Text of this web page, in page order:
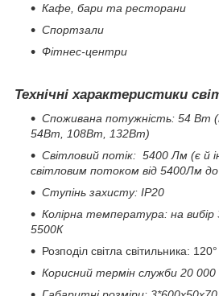
Кафе, бари та ресторани
Спортзали
Фітнес-центри
Технічні характеристики
Споживана потужність: 54 Вт
54Вт, 108Вт, 132Вт)
Світловий потік: 5400 Лм (є й
світловим потоком від 5400Лм
Ступінь захисту: IP20
Колірна температура: на вибір
5500К
Розподіл світла світильника: 120°
Корисний термін служби 20 000